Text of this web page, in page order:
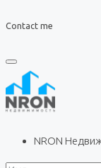
Contact me
NRON